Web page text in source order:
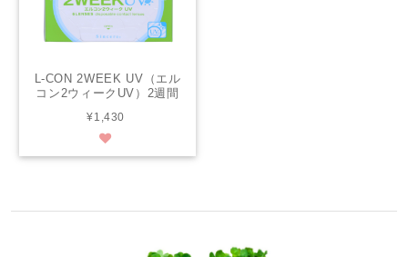
L-CON 2WEEK UV（エル
コン2ウィークUV）2週間
¥1,430